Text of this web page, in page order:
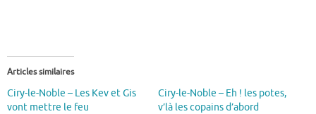
Articles similaires
Ciry-le-Noble – Les Kev et Gis
vont mettre le feu
Ciry-le-Noble – Eh ! les potes,
v’là les copains d’abord